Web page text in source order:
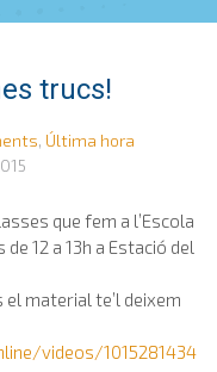
trucs!
, Última hora
que fem a l’Escola
12 a 13h a Estació del
material te’l deixem
videos/1015281434